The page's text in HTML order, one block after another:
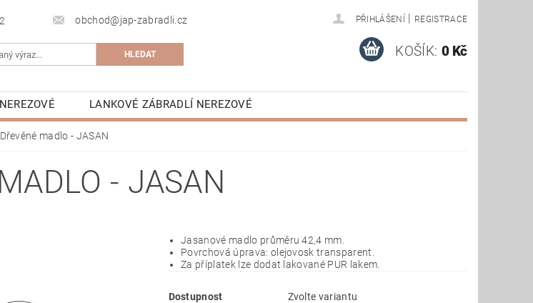
obchod@jap-zabradli.cz PŘIHLÁŠENÍ | REGISTRACE
KOŠÍK: 0 Kč
LANKOVÉ ZÁBRADLÍ NEREZOVÉ
VCHODOVÉ STŘÍŠKY SKLENĚNÉ
Dřevěné madlo - JASAN
- JASAN
Jasanové madlo průměru 42,4 mm.
Povrchová úprava: olejovosk transparent.
Za příplatek lze dodat lakované PUR lakem.
Dostupnost
Zvolte variantu